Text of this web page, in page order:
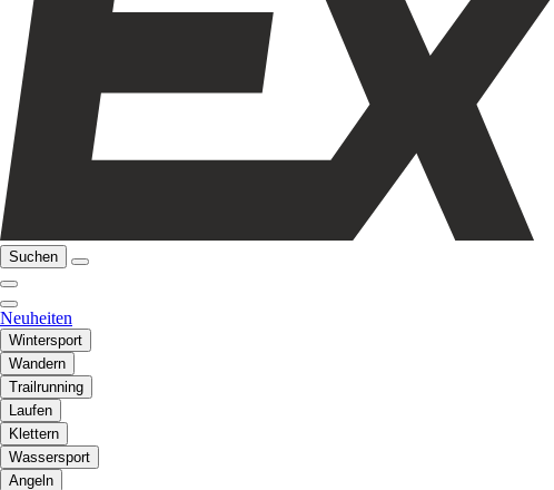
Suchen
Neuheiten
Wintersport
Wandern
Trailrunning
Laufen
Klettern
Wassersport
Angeln